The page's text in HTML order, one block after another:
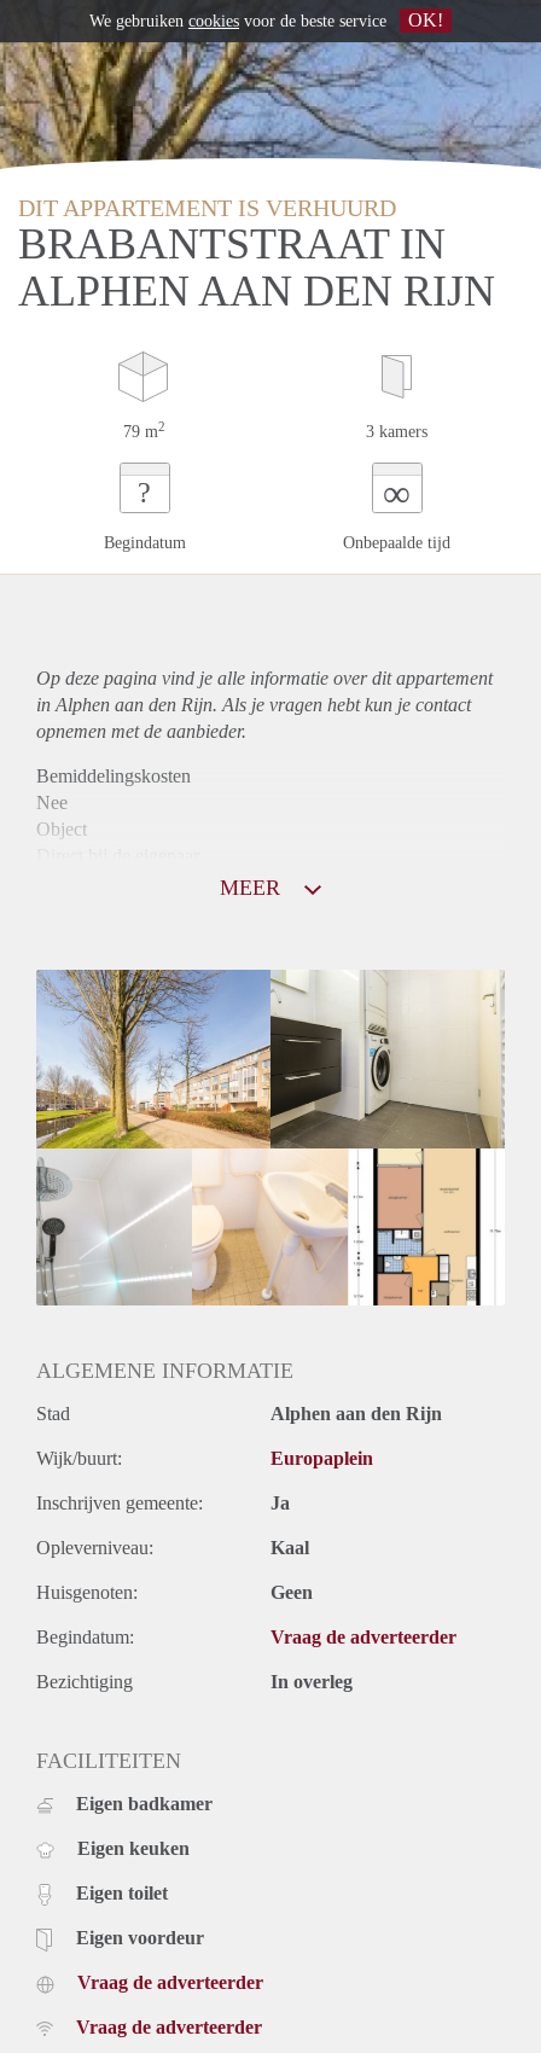
DIT APPARTEMENT IS VERHUURD
BRABANTSTRAAT IN
ALPHEN AAN DEN RIJN
79 m2 3 kamers
?
Begindatum
∞
Onbepaalde tijd
Op deze pagina vind je alle informatie over ditappartement
in Alphen aan den Rijn. Als je vragen hebt kun je contact
opnemen met de aanbieder.
Bemiddelingskosten
Nee
Object
Huurtoeslag
Niet mogelijk
Inkomen eis
3,1 X Maandhuur Bruto
Huurtermijn
Onbepaalde termijn
Oplevering
Kaal
MEER
ALGEMENE INFORMATIE
Stad Alphen aan den Rijn
Wijk/buurt: Europaplein
Inschrijven gemeente: Ja
Opleverniveau: Kaal
Huisgenoten: Geen
Begindatum: Vraag de adverteerder
Bezichtiging In overleg
FACILITEITEN
Eigen badkamer
Eigen keuken
Eigen toilet
Eigen voordeur
Vraag de adverteerder
Vraag de adverteerder
We gebruiken cookies voor de beste service OK!